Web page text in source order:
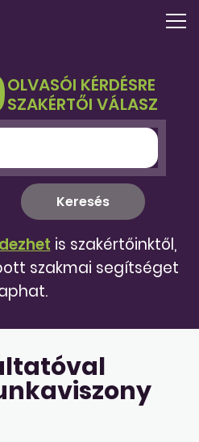
OLVASÓI KÉRDÉSRE
SZAKÉRTŐI VÁLASZ
is szakértőinktől,
szakmai segítséget